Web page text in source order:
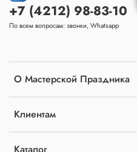
О Мастерской Праздника
Клиентам
+7 (4212) 98-83-10
По всем вопросам: звонки, Whatsapp